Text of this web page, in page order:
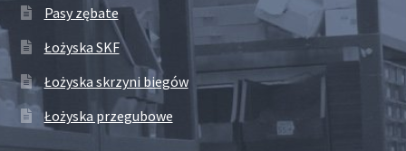
Pasy zębate
Łożyska SKF
Łożyska skrzyni biegów
Łożyska przegubowe